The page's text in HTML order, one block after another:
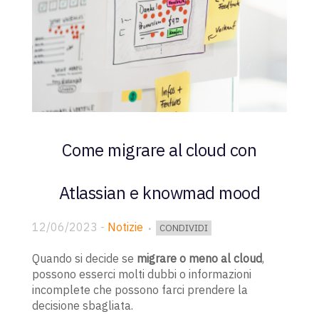
Come migrare al cloud con
Atlassian e knowmad mood
12/06/2023 - Notizie CONDIVIDI
Quando si decide se migrare o meno al cloud,
possono esserci molti dubbi o informazioni
incomplete che possono farci prendere la
decisione sbagliata.